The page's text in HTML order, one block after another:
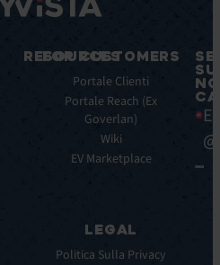
RESOURCES
Ebook
Whitepaper
Study
Comunicati
stampa
FOR CUSTOMERS
Portale Clienti
Portale Reach (Ex
Goverlan)
Wiki
EV Marketplace
LEGAL
Politica Sulla Privacy